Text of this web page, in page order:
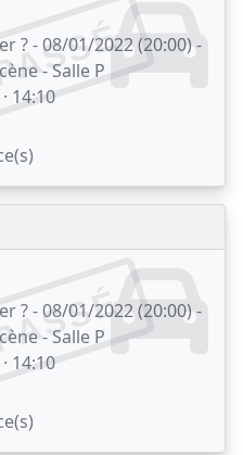
? - 08/01/2022 (20:00) -
- Salle P
14:10
? - 08/01/2022 (20:00) -
- Salle P
14:10